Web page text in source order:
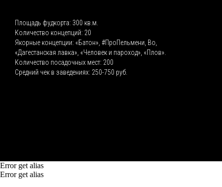
Площадь фудкорта: 300 кв.м.
Количество концепций: 20
Якорные концепции: «Батон», #ПроПельмени, Bо,
«Дагестанская лавка», «Человек и пароход», «Плов».
Количество посадочных мест: 200
Средний чек в заведениях: 250-750 руб.
Error get alias
Error get alias